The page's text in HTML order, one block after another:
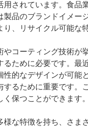
用されています。食品
品のブランドイメー
、リサイクル可能な
コーティング技術が
るために必要です。
性的なデザインが可
るために重要です。
保つことができます。
様な特徴を持ち、さ